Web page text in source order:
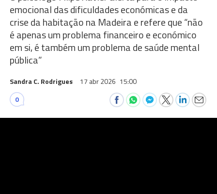
emocional das dificuldades económicas e da
crise da habitação na Madeira e refere que “não
é apenas um problema financeiro e económico
em si, é também um problema de saúde mental
pública”
Sandra C. Rodrigues 17 abr 2026 15:00
0